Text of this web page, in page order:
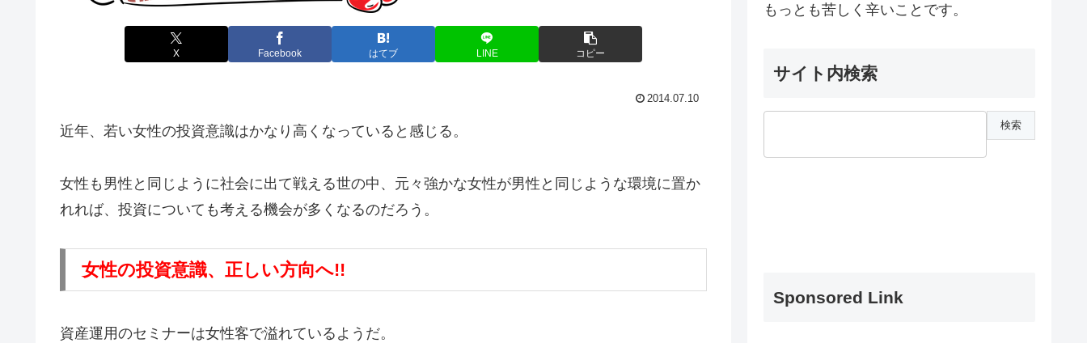
X Facebook はてブ LINE コピー
2014.07.10
近年、若い女性の投資意識はかなり高くなっていると感じる。
女性も男性と同じように社会に出て戦える世の中、元々強かな女性が男性と同じような環境に置か
れれば、投資についても考える機会が多くなるのだろう。
女性の投資意識、正しい方向へ!!
資産運用のセミナーは女性客で溢れているようだ。
もっとも苦しく辛いことです。
サイト内検索
Sponsored Link